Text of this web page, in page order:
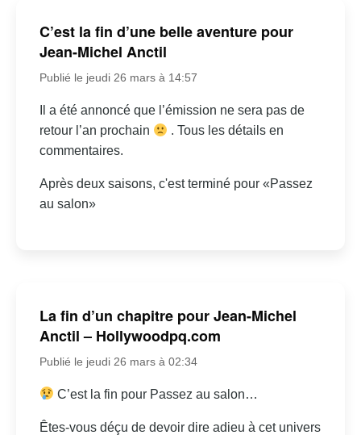
C’est la fin d’une belle aventure pour
Jean-Michel Anctil
Publié le jeudi 26 mars à 14:57
Il a été annoncé que l’émission ne sera pas de
retour l’an prochain
. Tous les détails en
commentaires.
Après deux saisons, c'est terminé pour «Passez
au salon»
La fin d’un chapitre pour Jean-Michel
Anctil – Hollywoodpq.com
Publié le jeudi 26 mars à 02:34
C’est la fin pour Passez au salon…
Êtes-vous déçu de devoir dire adieu à cet univers